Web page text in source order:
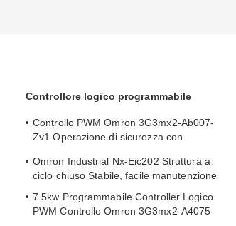
Controllore logico programmabile
Controllo PWM Omron 3G3mx2-Ab007-
Zv1 Operazione di sicurezza con
Omron Industrial Nx-Eic202 Struttura a
ciclo chiuso Stabile, facile manutenzione
7.5kw Programmabile Controller Logico
PWM Controllo Omron 3G3mx2-A4075-